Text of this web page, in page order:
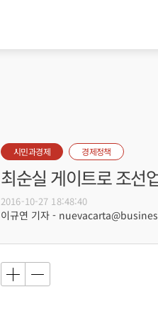
시민과경제 경제정책
최순실 게이트로 조선
2016-10-27 18:48:40
이규연 기자 -